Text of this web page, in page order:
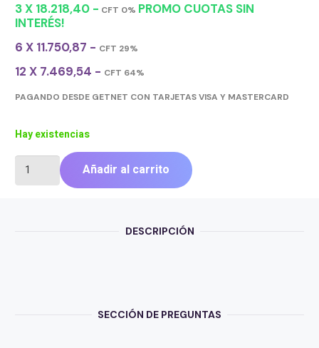
3 X 18.218,40 - CFT 0% PROMO CUOTAS SIN
INTERÉS!
6 X 11.750,87 - CFT 29%
12 X 7.469,54 - CFT 64%
PAGANDO DESDE GETNET CON TARJETAS VISA Y MASTERCARD
Hay existencias
LUXA2
RECEPTOR
Añadir al carrito
DESCRIPCIÓN
SECCIÓN DE PREGUNTAS